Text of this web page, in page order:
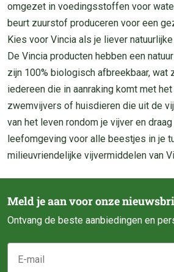
omgezet in voedingsstoffen voor
beurt zuurstof produceren voor een
Kies voor Vincia als je liever
De Vincia producten hebben een
zijn 100% biologisch afbreekbaar, wat
iedereen die in aanraking komt met
zwemvijvers of huisdieren die uit de
van het leven rondom je vijver en
leefomgeving voor alle beestjes in je
milieuvriendelijke vijvermiddelen van
Meld je aan voor onze
Ontvang de beste aanbiedingen en
E-mail